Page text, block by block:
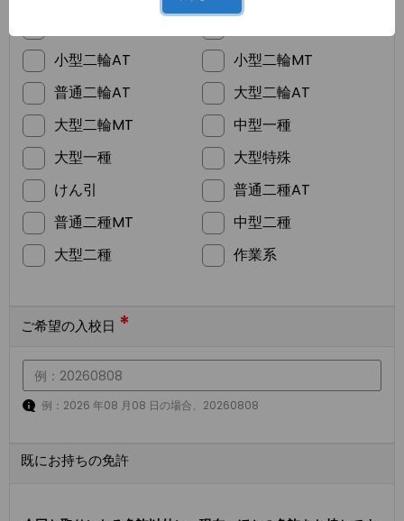
小型二輪AT
小型二輪MT
普通二輪AT
大型二輪AT
大型二輪MT
中型一種
大型一種
大型特殊
けん引
普通二種AT
普通二種MT
中型二種
大型二種
作業系
ご希望の入校日 *
例：2026 年08 月08 日の場合、20260808
既にお持ちの免許